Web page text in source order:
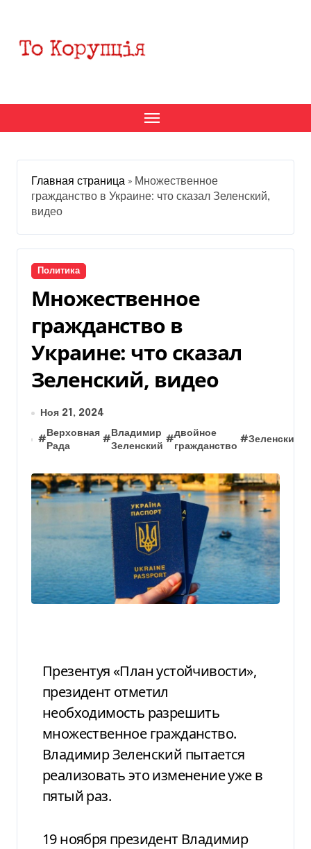
содержанию
Главная страница » Множественное
гражданство в Украине: что сказал Зеленский,
видео
Политика
Множественное
гражданство в
Украине: что сказал
Зеленский, видео
Ноя 21, 2024
#
Верховная
Рада
#
Владимир
Зеленский
#
двойное
гражданство
#Зеленский
Презентуя «План устойчивости»,
президент отметил
необходимость разрешить
множественное гражданство.
Владимир Зеленский пытается
реализовать это изменение уже в
пятый раз.
19 ноября президент Владимир